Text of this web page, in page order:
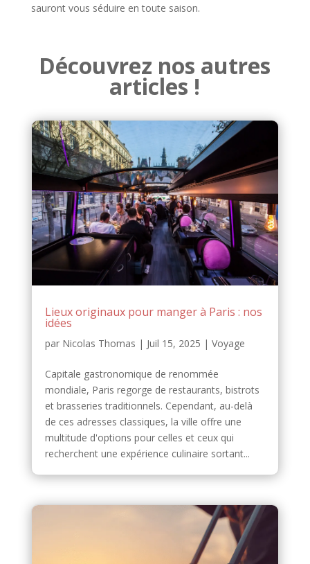
sauront vous séduire en toute saison.
Découvrez nos autres
articles !
Lieux originaux pour manger à Paris : nos
idées
par Nicolas Thomas | Juil 15, 2025 | Voyage
Capitale gastronomique de renommée
mondiale, Paris regorge de restaurants, bistrots
et brasseries traditionnels. Cependant, au-delà
de ces adresses classiques, la ville offre une
multitude d'options pour celles et ceux qui
recherchent une expérience culinaire sortant...